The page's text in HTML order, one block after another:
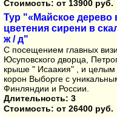
Стоимость: от 13900 руб.
Тур "«Майское дерево
цветения сирени в
ж / д"
С посещением главных
Юсуповского дворца,
крыше " Исаакия" , и целым
корон Выборге с
Финляндии и России.
Длительность: 3
Стоимость: от 26400 руб.